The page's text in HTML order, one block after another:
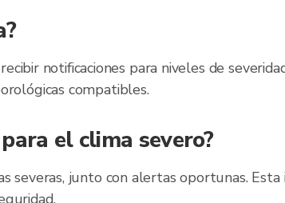
notificaciones para niveles de
compatibles.
el clima severo?
severas, junto con alertas oportunas. Esta